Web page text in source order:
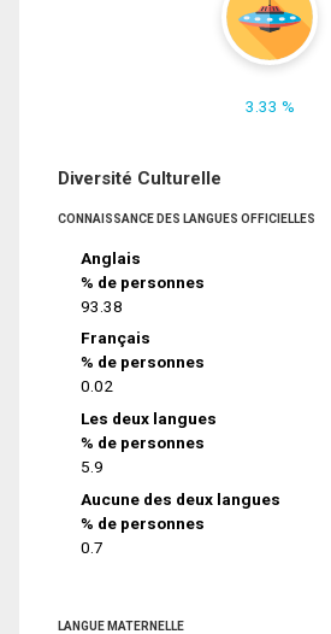
3.33 %
Diversité Culturelle
CONNAISSANCE DES LANGUES OFFICIELLES
Anglais
% de personnes
93.38
Français
% de personnes
0.02
Les deux langues
% de personnes
5.9
Aucune des deux langues
% de personnes
0.7
LANGUE MATERNELLE